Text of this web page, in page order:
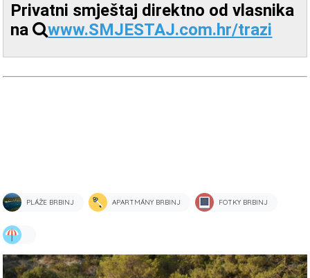
Privatni smještaj direktno od vlasnika
na
www.SMJESTAJ.com.hr/trazi
PLÁŽE BRBINJ APARTMÁNY BRBINJ FOTKY BRBINJ